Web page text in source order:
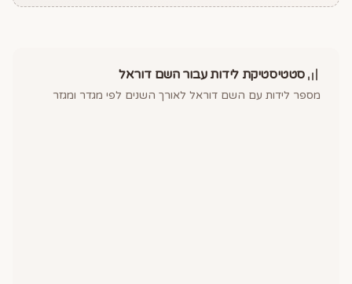
סטטיסטיקת לידות עבור השם דוראל
מספר לידות עם השם דוראל לאורך השנים לפי מגדר ומגזר